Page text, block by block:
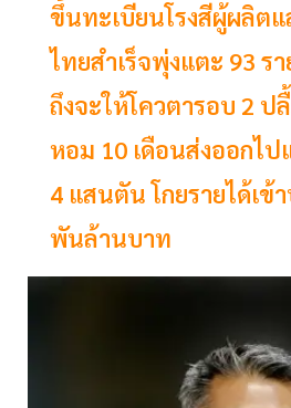
ขึ้นทะเบียนโรงสีผู้ผลิต
ไทยสำเร็จพุ่งแตะ 93 ร
ถึงจะให้โควตารอบ 2 ป
หอม 10 เดือนส่งออกไป
4 แสนตัน โกยรายได้เข้
พันล้านบาท